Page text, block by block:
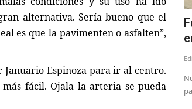
alternativa. Sería bueno que el
es que la pavimenten o asfalten”,
Januario Espinoza para ir al centro.
fácil. Ojala la arteria se pueda
miles de asistentes disfrutando
la XVI Fiesta...
año, Talca se convierte en el epicentro de la
inverno...